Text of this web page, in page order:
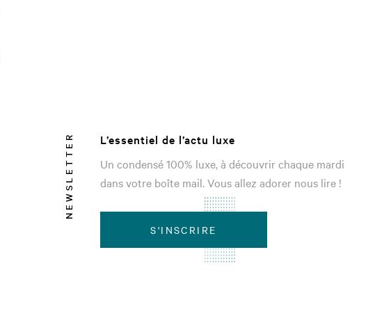
NEWSLETTER
L’essentiel de l’actu luxe
Un condensé 100% luxe, à découvrir chaque mardi
dans votre boîte mail. Vous allez adorer nous lire !
S'INSCRIRE